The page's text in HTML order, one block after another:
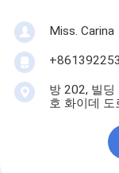
Miss. Carina
방 202, 빌딩
호 화이데 도